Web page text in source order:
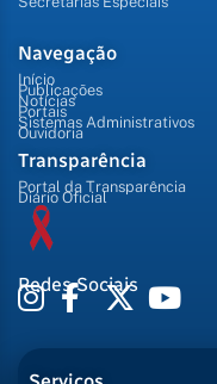
Navegação
Início
Publicações
Notícias
Portais
Sistemas Administrativos
Ouvidoria
Transparência
Portal da Transparência
Diário Oficial
Redes Sociais